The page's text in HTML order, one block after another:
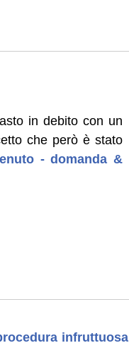
in debito con un
che però è stato
- domanda &
infruttuosa